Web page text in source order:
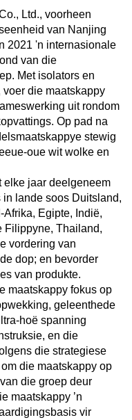
Ltd., voorheen
van Nanjing
2021 'n internasionale
van die
Met isolators en
die maatskappy
uit rondom
Op pad na
stewig
oue wit wolke en
elke jaar deelgeneem
lande soos Duitsland,
Egipte, Indië,
Filippyne, Thailand,
vordering van
dop; en bevorder
van produkte.
maatskappy fokus op
geleenthede
hoë spanning
en die
die strategiese
die maatskappy op
die groep deur
maatskappy ’n
vir